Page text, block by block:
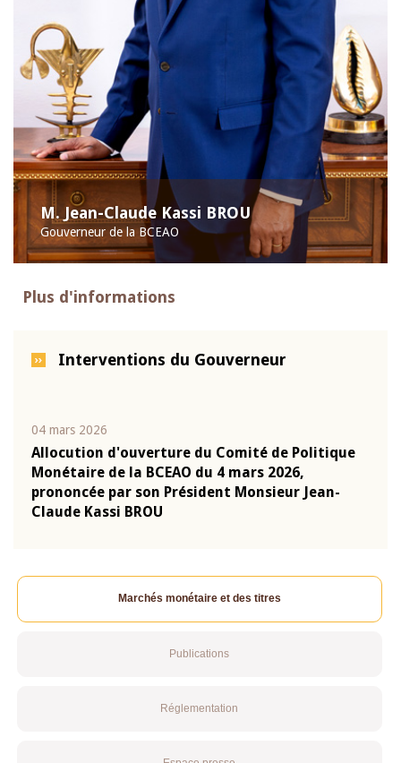
M. Jean-Claude Kassi BROU
Gouverneur de la BCEAO
Plus d'informations
Interventions du Gouverneur
04 mars 2026
Allocution d'ouverture du Comité de Politique
Monétaire de la BCEAO du 4 mars 2026,
prononcée par son Président Monsieur Jean-
Claude Kassi BROU
Marchés monétaire et des titres
Publications
Réglementation